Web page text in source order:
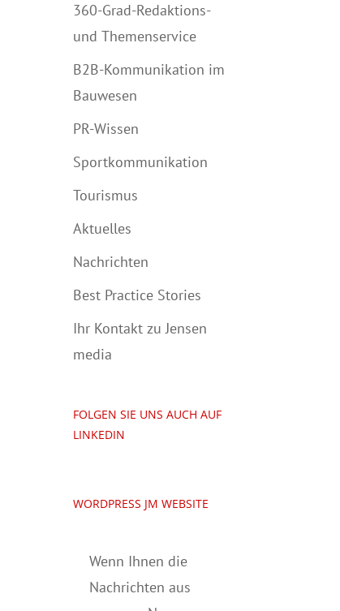
360-Grad-Redaktions-
und Themenservice
B2B-Kommunikation im
Bauwesen
PR-Wissen
Sportkommunikation
Tourismus
Aktuelles
Nachrichten
Best Practice Stories
Ihr Kontakt zu Jensen
media
FOLGEN SIE UNS AUCH AUF
LINKEDIN
WORDPRESS JM WEBSITE
Wenn Ihnen die
Nachrichten aus